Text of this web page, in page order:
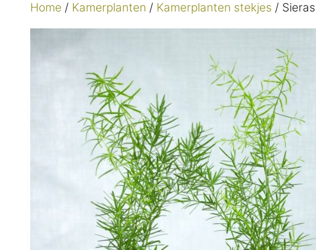
Home / Kamerplanten / Kamerplanten stekjes /